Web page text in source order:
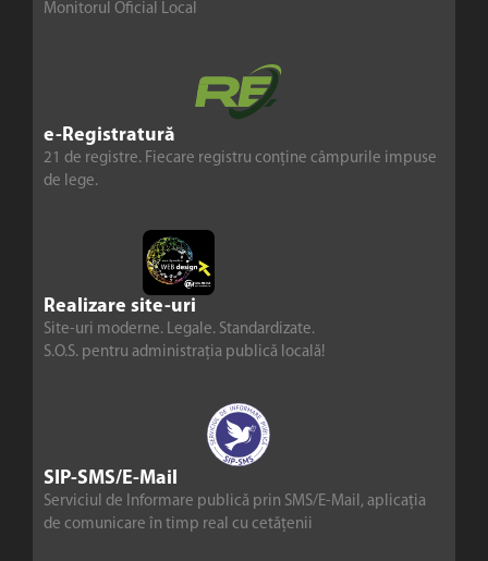
Monitorul Oficial Local
e-Registratură
21 de registre. Fiecare registru conține câmpurile impuse
de lege.
Realizare site-uri
Site-uri moderne. Legale. Standardizate.
S.O.S. pentru administrația publică locală!
SIP-SMS/E-Mail
Serviciul de Informare publică prin SMS/E-Mail, aplicația
de comunicare în timp real cu cetățenii